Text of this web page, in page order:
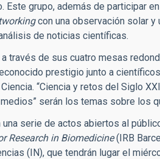
grupo, además de participar
con una observación solar
de noticias científicas.
a través de sus cuatro mesas
prestigio junto a
“Ciencia y retos del Siglo
serán los temas sobre los
serie de actos abiertos al
Research in Biomedicine(IRB
(IN), que tendrán lugar el